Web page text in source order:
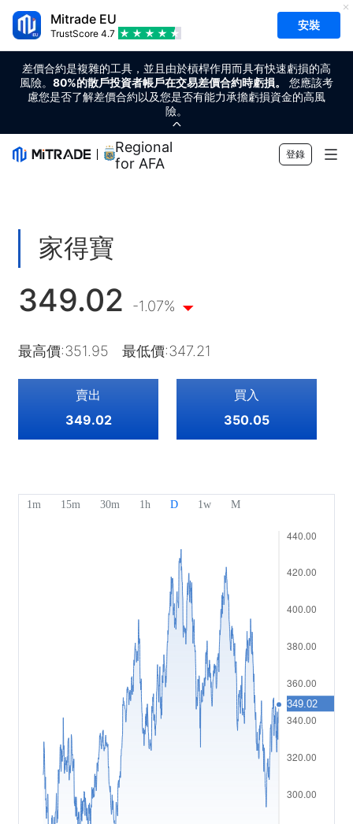
Mitrade EU
TrustScore 4.7
安裝
差價合約是複雜的工具，並且由於槓桿作用而具有快速虧損的高
風險。 80%的散戶投資者帳戶在交易差價合約時虧損。
您應該考
慮您是否了解差價合約以及您是否有能力承擔虧損資金的高風
險。
Regional Sponsor
for AFA
登錄
加密貨幣
指數
交易
交易平台
風險管理
市場工具
財經日曆
教育
獎項及榮譽
工作機會
幫助中心
English
Français
简体中文
繁體中文
家得寶
349.02 -1.07%
最高價:351.95 最低價:347.21
賣出
349.02
買入
350.05